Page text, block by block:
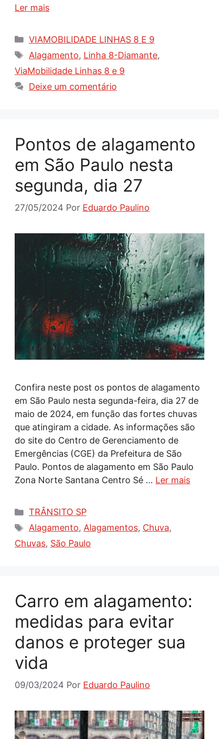
Ler mais
Categorias
VIAMOBILIDADE LINHAS 8 E 9
Tags
Alagamento, Linha 8-Diamante,
ViaMobilidade Linhas 8 e 9
Deixe um comentário
Pontos de alagamento
em São Paulo nesta
segunda, dia 27
27/05/2024 Por Eduardo Paulino
Confira neste post os pontos de alagamento
em São Paulo nesta segunda-feira, dia 27 de
maio de 2024, em função das fortes chuvas
que atingiram a cidade. As informações são
do site do Centro de Gerenciamento de
Emergências (CGE) da Prefeitura de São
Paulo. Pontos de alagamento em São Paulo
Zona Norte Santana Centro Sé … Ler mais
Categorias
TRÂNSITO SP
Tags
Alagamento, Alagamentos, Chuva,
Chuvas, São Paulo
Carro em alagamento:
medidas para evitar
danos e proteger sua
vida
09/03/2024 Por Eduardo Paulino